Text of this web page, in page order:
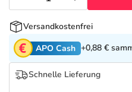
Tierapotheke
Vitamine & Mineralstoffe
Salus Deals
Versandkostenfrei
APO Cash +0,88 €
Schnelle Lieferung